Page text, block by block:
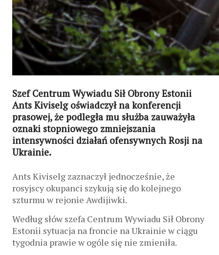
Szef Centrum Wywiadu Sił Obrony Estonii
Ants Kiviselg oświadczył na konferencji
prasowej, że podległa mu służba zauważyła
oznaki stopniowego zmniejszania
intensywności działań ofensywnych Rosji na
Ukrainie.
Ants Kiviselg zaznaczył jednocześnie, że
rosyjscy okupanci szykują się do kolejnego
szturmu w rejonie Awdijiwki.
Według słów szefa Centrum Wywiadu Sił Obrony
Estonii sytuacja na froncie na Ukrainie w ciągu
tygodnia prawie w ogóle się nie zmieniła.